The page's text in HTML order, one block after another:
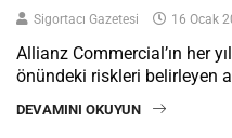
Sigortacı Gazetesi 16 Ocak
Allianz Commercial’ın her
önündeki riskleri belirleyen
DEVAMINI OKUYUN